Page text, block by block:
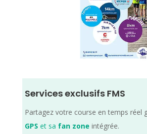
Services exclusifs FMS
Partagez votre course en temps réel
GPS et sa fan zone intégrée.